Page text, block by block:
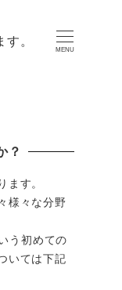
。
MENU
？
す。
様々な分野
う初めての
いては下記